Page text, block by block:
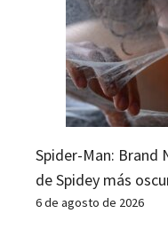
Spider-Man: Brand
de Spidey más
6 de agosto de 2026